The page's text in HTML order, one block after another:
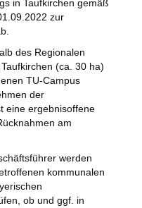
in Taufkirchen gemäß
zur
des Regionalen
(ca. 30 ha)
TU-Campus
der
eine ergebnisoffene
am
werden
kommunalen
ob und ggf. in